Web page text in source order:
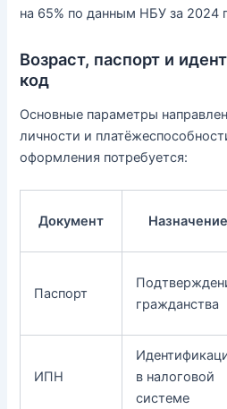
на 65% по данным НБУ за 2024
Возраст, паспорт и
код
Основные параметры
личности и
оформления потребуется:
Документ Назначение
Паспорт
гражданства
ИПН
в налоговой
системе